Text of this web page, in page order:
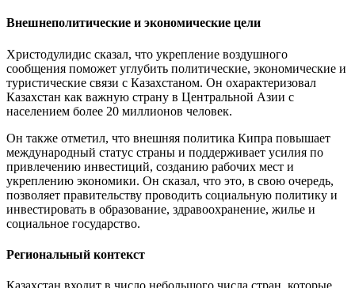
Внешнеполитические и экономические цели
Христодулидис сказал, что укрепление воздушного
сообщения поможет углубить политические, экономические и
туристические связи с Казахстаном. Он охарактеризовал
Казахстан как важную страну в Центральной Азии с
населением более 20 миллионов человек.
Он также отметил, что внешняя политика Кипра повышает
международный статус страны и поддерживает усилия по
привлечению инвестиций, созданию рабочих мест и
укреплению экономики. Он сказал, что это, в свою очередь,
позволяет правительству проводить социальную политику и
инвестировать в образование, здравоохранение, жилье и
социальное государство.
Региональный контекст